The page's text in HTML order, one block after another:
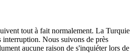
tout à fait normalement. La Turquie
interruption. Nous suivons de près
aucune raison de s'inquiéter lors de